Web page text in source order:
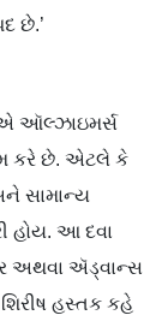
છે.’
ઑલ્ઝાઇમર્સ
કરે છે. એટલે કે
સામાન્ય
હોય. આ દવા
અથવા ઍડ્વાન્સ
હસ્તક કહે